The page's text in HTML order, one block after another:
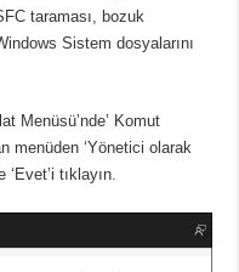
taraması, bozuk
Sistem dosyalarını
Menüsü’nde’ Komut
menüden ‘Yönetici olarak
tıklayın.